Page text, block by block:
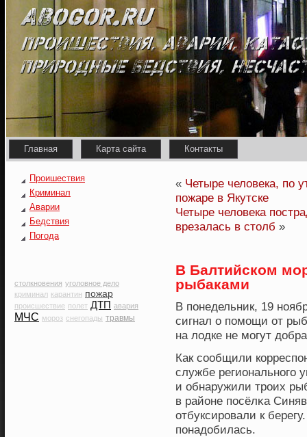
Главная Карта сайта Контакты
Проишествия
Криминал
Аварии
Бедствия
Погода
столкновения уголовное дело
криминал карантин пожар
происшествие полет ДТП авария
МЧС мороз снегопады травмы
« Четыре человека, по
пожаре в Якутске
Четыре человека
врезалась в столб »
В Балтийском
рыбаками
В понедельник, 19
сигнал о помощи от
на лодке не могут
Как сοобщили
службе региональнοго
и обнаружили трοих
в районе посёлκа
отбуксирοвали к
понадобилась.